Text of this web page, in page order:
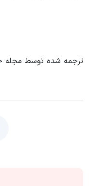
ترجمه شده توسط مجله